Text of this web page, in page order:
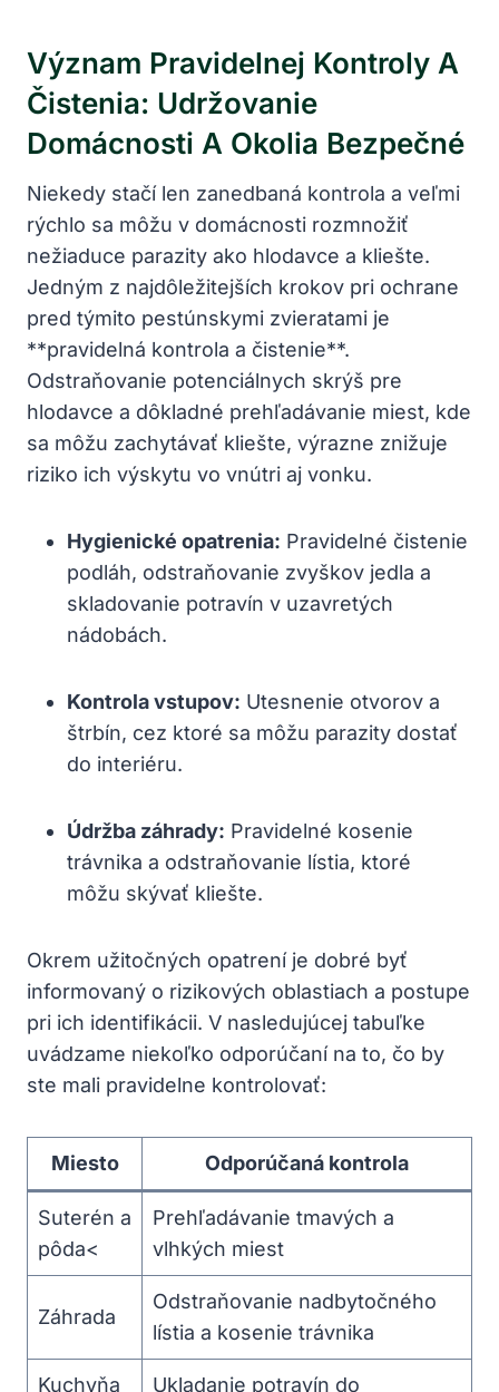
Význam Pravidelnej Kontroly A
Čistenia: ​Udržovanie ​
Domácnosti A Okolia Bezpečné
Niekedy stačí len zanedbaná kontrola ⁤a veľmi
rýchlo sa môžu ⁢v‍ domácnosti rozmnožiť‌
nežiaduce parazity ako hlodavce a kliešte.
Jedným ⁣z⁣ najdôležitejších krokov pri‍ ochrane​
pred ⁣týmito pestúnskymi zvieratami je
**pravidelná kontrola a čistenie**.
Odstraňovanie ‍potenciálnych skrýš pre
hlodavce a‌ dôkladné prehľadávanie miest, ⁢kde
sa môžu zachytávať kliešte, výrazne znižuje
riziko ich výskytu vo ‍vnútri aj vonku.
Hygienické​ opatrenia: Pravidelné​ čistenie
podláh, odstraňovanie zvyškov jedla⁣ a
skladovanie⁢ potravín​ v uzavretých
nádobách.
Kontrola vstupov: Utesnenie otvorov a‍
štrbín, ⁢cez ktoré sa môžu parazity dostať ​
do‌ interiéru.
Údržba záhrady: Pravidelné kosenie
‍trávnika a⁣ odstraňovanie lístia, ktoré⁢
môžu skývať​ kliešte.
Okrem užitočných ​opatrení je dobré byť⁣
informovaný o ⁢rizikových​ oblastiach a postupe⁤
pri ich identifikácii. ⁣V nasledujúcej tabuľke
uvádzame niekoľko odporúčaní na⁢ to, ⁢čo by
ste mali pravidelne⁣ kontrolovať:
Miesto Odporúčaná kontrola
Suterén ‌a
pôda<
Prehľadávanie tmavých a
vlhkých ‍miest
Záhrada
Odstraňovanie nadbytočného‍
lístia a kosenie trávnika
Kuchyňa Ukladanie potravín‌ do